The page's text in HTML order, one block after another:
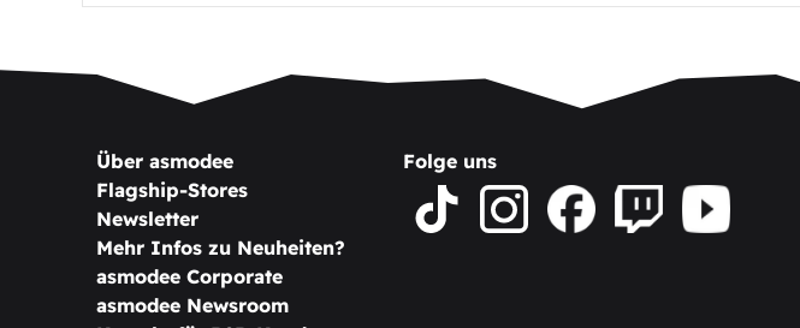
Über asmodee
Flagship-Stores
Newsletter
Mehr Infos zu Neuheiten?
asmodee Corporate
asmodee Newsroom
Folge uns